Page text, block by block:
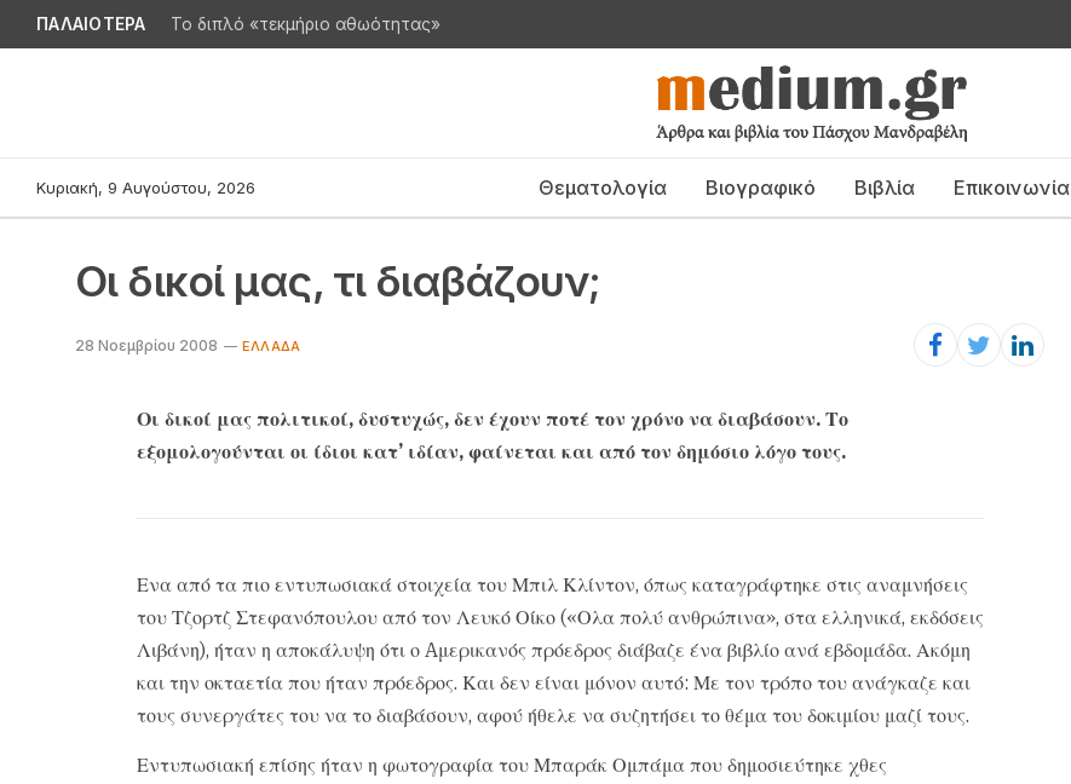
ΠΑΛΑΙΟΤΕΡΑ Το διπλό «τεκμήριο αθωότητας»
Κυριακή, 9 Αυγούστου, 2026 Θεματολογία Βιογραφικό Βιβλία Επικοινωνία
Οι δικοί μας, τι διαβάζουν;
28 Νοεμβρίου 2008 ΕΛΛΆΔΑ
Οι δικοί μας πολιτικοί, δυστυχώς, δεν έχουν ποτέ τον χρόνο να διαβάσουν. Το
εξομολογούνται οι ίδιοι κατ’ ιδίαν, φαίνεται και από τον δημόσιο λόγο τους.
Ενα από τα πιο εντυπωσιακά στοιχεία του Μπιλ Κλίντον, όπως καταγράφτηκε στις αναμνήσεις
του Τζορτζ Στεφανόπουλου από τον Λευκό Οίκο («Ολα πολύ ανθρώπινα», στα ελληνικά, εκδόσεις
Λιβάνη), ήταν η αποκάλυψη ότι ο Aμερικανός πρόεδρος διάβαζε ένα βιβλίο ανά εβδομάδα. Ακόμη
και την οκταετία που ήταν πρόεδρος. Και δεν είναι μόνον αυτό: Με τον τρόπο του ανάγκαζε και
τους συνεργάτες του να το διαβάσουν, αφού ήθελε να συζητήσει το θέμα του δοκιμίου μαζί τους.
Εντυπωσιακή επίσης ήταν η φωτογραφία του Μπαράκ Ομπάμα που δημοσιεύτηκε χθες